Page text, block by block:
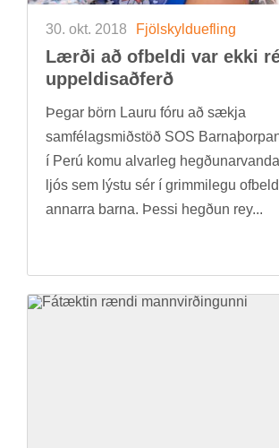
30. okt. 2018 Fjöl­skyldu­efl­ing
Lærði að of­beldi var ekki
upp­eldisað­ferð
Þeg­ar börn Lauru fóru að sækja
sam­fé­lags­mið­stöð SOS
í Perú komu al­var­leg
ljós sem lýstu sér í grimmi­legu
annarra barna. Þessi hegð­un rey...